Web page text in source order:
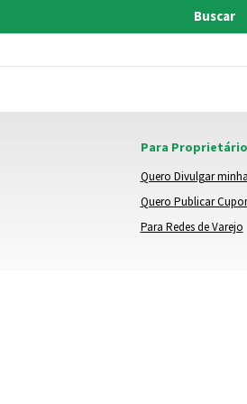
Buscar
Para
Quero Divulgar
Quero Publicar
Para Redes de Varejo